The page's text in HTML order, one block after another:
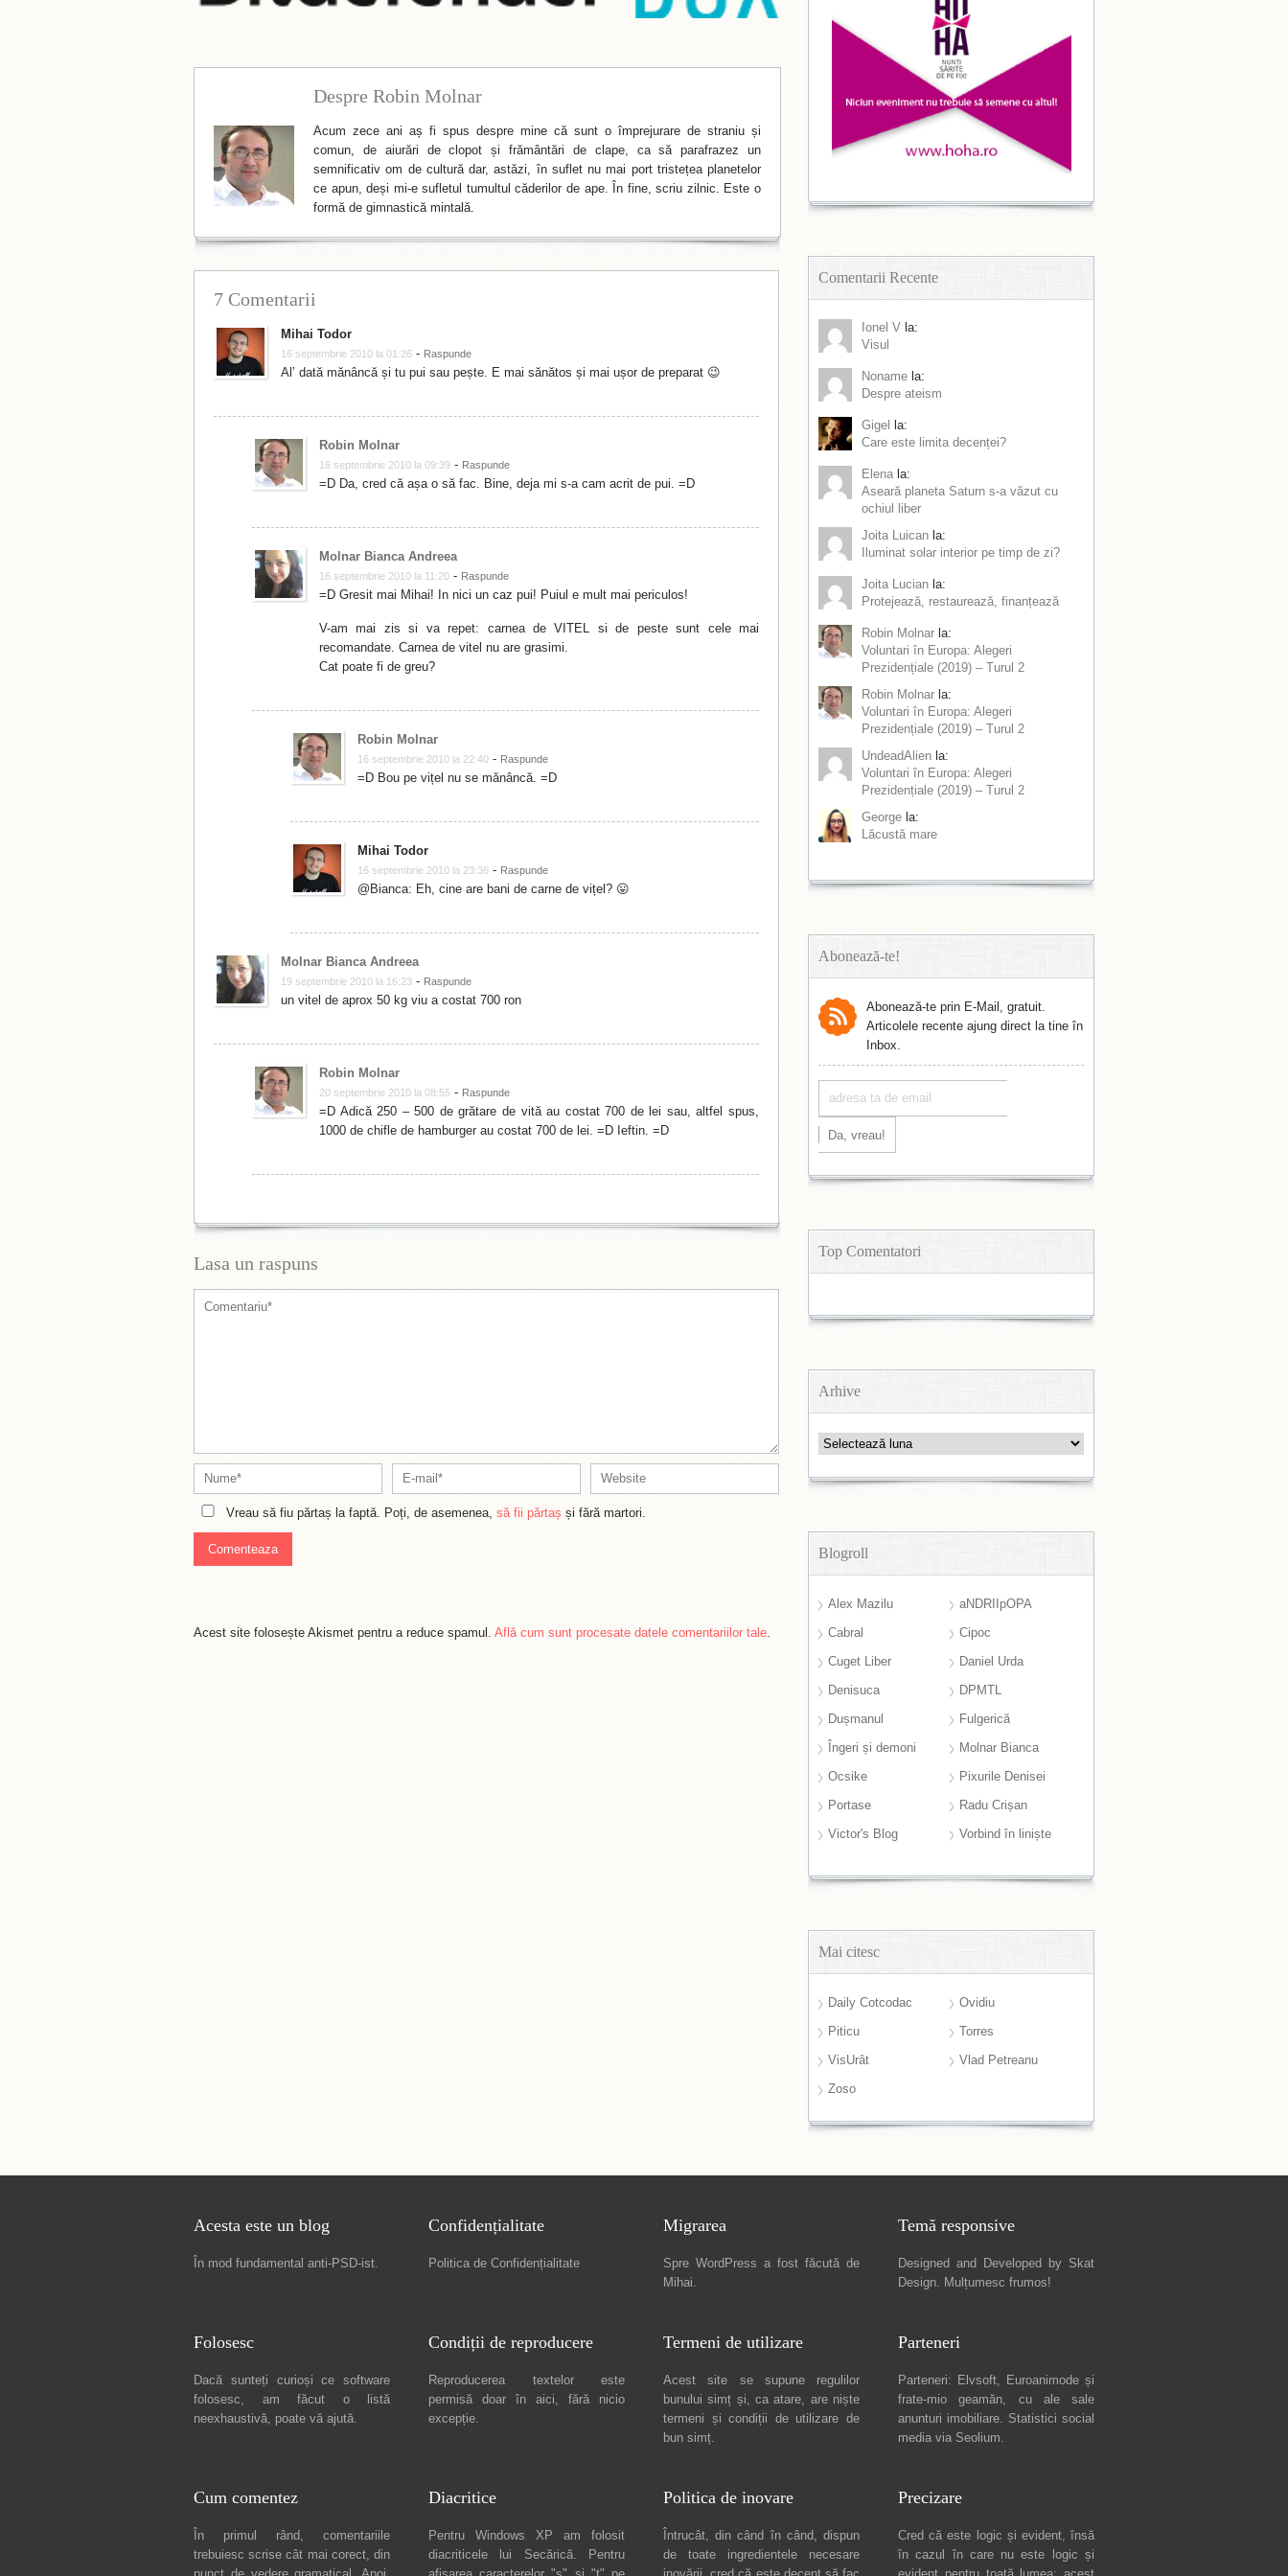
Despre Robin Molnar
Acum zece ani aș fi spus despre mine că sunt o împrejurare de straniu și
comun, de aiurări de clopot și frământări de clape, ca să parafrazez un
semnificativ om de cultură dar, astăzi, în suflet nu mai port tristețea planetelor
ce apun, deși mi-e sufletul tumultul căderilor de ape. În fine, scriu zilnic. Este o
formă de gimnastică mintală.
7 Comentarii
Mihai Todor
16 septembrie 2010 la 01:26 - Raspunde
Al’ dată mănâncă și tu pui sau pește. E mai sănătos și mai ușor de preparat 😉
Robin Molnar
16 septembrie 2010 la 09:39 - Raspunde
=D Da, cred că așa o să fac. Bine, deja mi s-a cam acrit de pui. =D
Molnar Bianca Andreea
16 septembrie 2010 la 11:20 - Raspunde
=D Gresit mai Mihai! In nici un caz pui! Puiul e mult mai periculos!
V-am mai zis si va repet: carnea de VITEL si de peste sunt cele mai
recomandate. Carnea de vitel nu are grasimi.
Cat poate fi de greu?
Robin Molnar
16 septembrie 2010 la 22:40 - Raspunde
=D Bou pe vițel nu se mănâncă. =D
Mihai Todor
16 septembrie 2010 la 23:36 - Raspunde
@Bianca: Eh, cine are bani de carne de vițel? 😛
Molnar Bianca Andreea
19 septembrie 2010 la 16:23 - Raspunde
un vitel de aprox 50 kg viu a costat 700 ron
Robin Molnar
20 septembrie 2010 la 08:55 - Raspunde
=D Adică 250 – 500 de grătare de vită au costat 700 de lei sau, altfel spus,
1000 de chifle de hamburger au costat 700 de lei. =D Ieftin. =D
Lasa un raspuns
Vreau să fiu părtaș la faptă. Poți, de asemenea, să fii părtaș și fără martori.
Acest site folosește Akismet pentru a reduce spamul. Află cum sunt procesate datele comentariilor tale.
Comentarii Recente
Ionel V la:
Visul
Noname la:
Despre ateism
Gigel
la:
Care este limita decenței?
Elena la:
Aseară planeta Saturn s-a văzut cu
ochiul liber
Joita Luican la:
Iluminat solar interior pe timp de zi?
Joita Lucian la:
Protejează, restaurează, finanțează
Robin Molnar la:
Voluntari în Europa: Alegeri
Prezidențiale (2019) – Turul 2
Robin Molnar la:
Voluntari în Europa: Alegeri
Prezidențiale (2019) – Turul 2
UndeadAlien la:
Voluntari în Europa: Alegeri
Prezidențiale (2019) – Turul 2
George la:
Lăcustă mare
Abonează-te!
Abonează-te prin E-Mail, gratuit.
Articolele recente ajung direct la tine în
Inbox.
Top Comentatori
Arhive
Arhive
Blogroll
Alex Mazilu
aNDRIIpOPA
Cabral
Cipoc
Cuget Liber
Daniel Urda
Denisuca
DPMTL
Dușmanul
Fulgerică
Îngeri și demoni
Molnar Bianca
Ocsike
Pixurile Denisei
Portase
Radu Crișan
Victor's Blog
Vorbind în liniște
Mai citesc
Daily Cotcodac
Ovidiu
Piticu
Torres
VisUrât
Vlad Petreanu
Zoso
Acesta este un blog
În mod fundamental anti-PSD-ist.
Confidențialitate
Politica de Confidențialitate
Migrarea
Spre WordPress a fost făcută de
Mihai.
Temă responsive
Designed and Developed by Skat
Design. Mulțumesc frumos!
Folosesc
Dacă sunteți curioși ce software
folosesc, am făcut o listă
neexhaustivă, poate vă ajută.
Condiții de reproducere
Reproducerea textelor este
permisă doar în aici, fără nicio
excepție.
Termeni de utilizare
Acest site se supune regulilor
bunului simț și, ca atare, are niște
termeni și condiții de utilizare de
bun simț.
Parteneri
Parteneri: Elvsoft, Euroanimode și
frate-mio geamăn, cu ale sale
anunturi imobiliare. Statistici social
media via Seolium.
Cum comentez
În primul rând, comentariile
trebuiesc scrise cât mai corect, din
Diacritice
Pentru Windows XP am folosit
diacriticele lui Secărică. Pentru
Politica de inovare
Întrucât, din când în când, dispun
de toate ingredientele necesare
Precizare
Cred că este logic și evident, însă
în cazul în care nu este logic și